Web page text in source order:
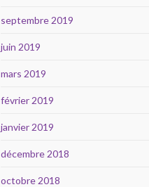
septembre 2019
juin 2019
mars 2019
février 2019
janvier 2019
décembre 2018
octobre 2018